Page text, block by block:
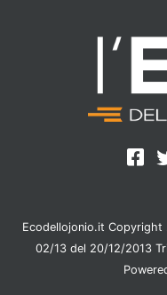
Ecodellojonio.it
02/13 del 20/12/2013